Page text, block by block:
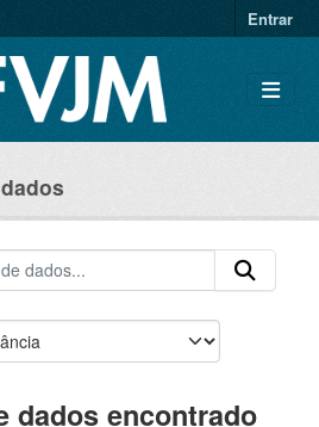
Entrar
dados encontrado